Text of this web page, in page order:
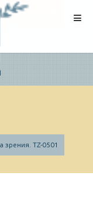
зрения. TZ-0501